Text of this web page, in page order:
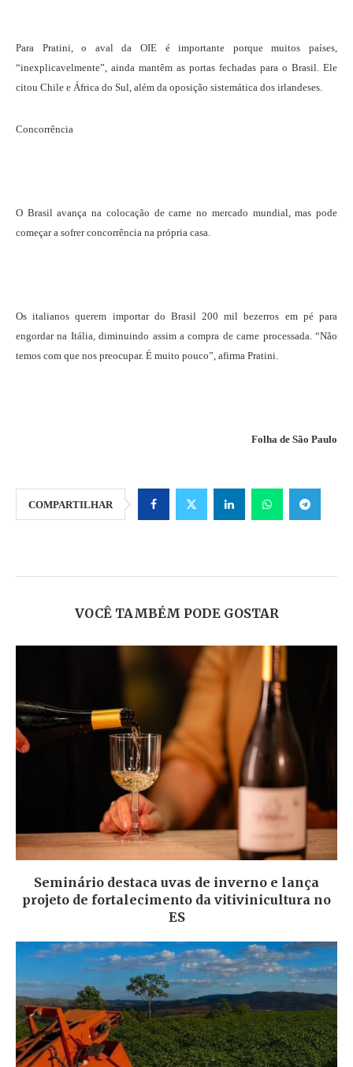
Para Pratini, o aval da OIE é importante porque muitos países,
“inexplicavelmente”, ainda mantêm as portas fechadas para o Brasil. Ele
citou Chile e África do Sul, além da oposição sistemática dos irlandeses.
Concorrência
O Brasil avança na colocação de carne no mercado mundial, mas pode
começar a sofrer concorrência na própria casa.
Os italianos querem importar do Brasil 200 mil bezerros em pé para
engordar na Itália, diminuindo assim a compra de carne processada. “Não
temos com que nos preocupar. É muito pouco”, afirma Pratini.
Folha de São Paulo
COMPARTILHAR
VOCÊ TAMBÉM PODE GOSTAR
Seminário destaca uvas de inverno e lança
projeto de fortalecimento da vitivinicultura no
ES